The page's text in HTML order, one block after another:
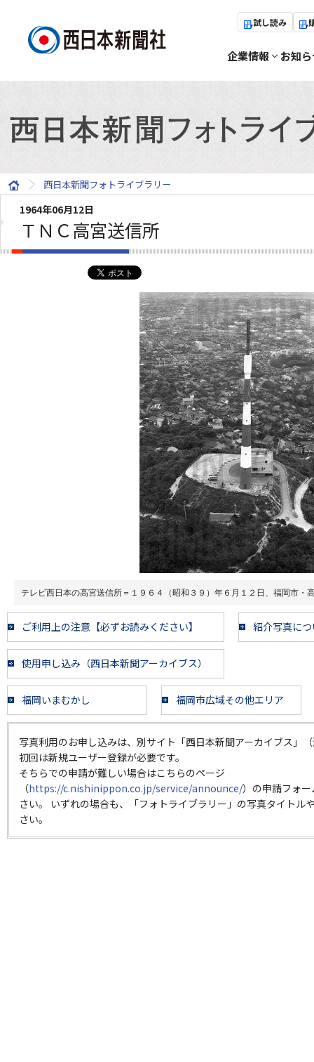
試し読み
企業情報 お知
西日本新聞フォトライブラリー
1964年06月12日
ＴＮＣ高宮送信所
テレビ西日本の高宮送信所＝１９６４（昭和３９）年６月１２日、福岡市・
ご利用上の注意【必ずお読みください】 紹介写真に
使用申し込み（西日本新聞アーカイブス）
福岡いまむかし 福岡市広域その他エリア
写真利用のお申し込みは、別サイト「西日本新聞アーカイブス」
初回は新規ユーザー登録が必要です。
そちらでの申請が難しい場合はこちらのページ
（https://c.nishinippon.co.jp/service/announce/）の申請フォ
さい。 いずれの場合も、「フォトライブラリー」の写真タイトル
さい。